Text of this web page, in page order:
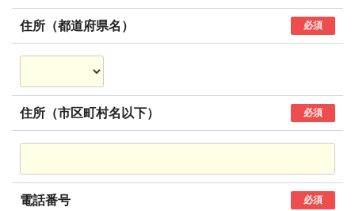
住所（都道府県名） 必須
住所（市区町村名以下） 必須
電話番号 必須